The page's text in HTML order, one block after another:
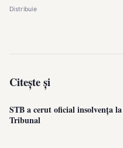
Distribuie
Citește și
STB a cerut oficial insolvența la
Tribunal